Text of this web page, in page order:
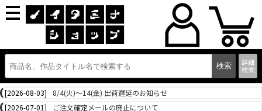
詳細
検索
[2026-08-03]
8/4(火)～14(金) 出荷遅延のお知らせ
[2026-07-01]
ご注文確定メールの廃止について